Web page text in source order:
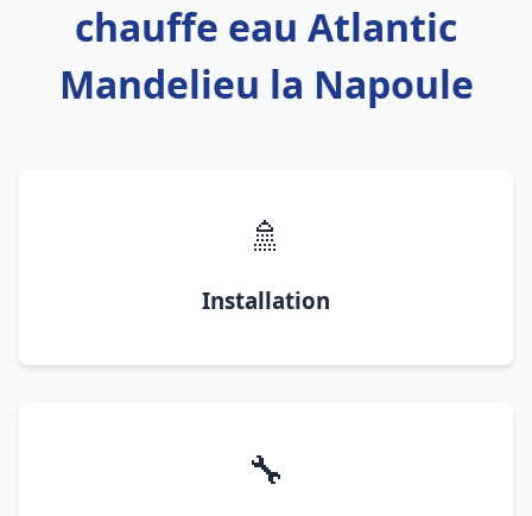
chauffe eau Atlantic
Mandelieu la Napoule
🚿
Installation
🔧